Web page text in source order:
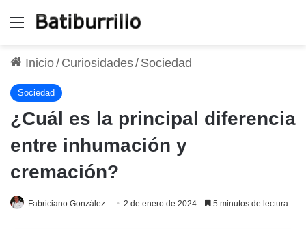
Menú
Inicio/ Curiosidades/ Sociedad
Sociedad
¿Cuál es la principal diferencia
entre inhumación y
cremación?
Fabriciano González 2 de enero de 2024 5 minutos de lectura